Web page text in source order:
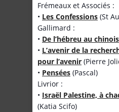
Frémeaux et Associés :
• Les Confessions (St
Gallimard :
• De l’hébreu au chinois
• L’avenir de la
pour l’avenir (Pierre
• Pensées (Pascal)
Livrior :
• Israël Palestine, à
(Katia Scifo)